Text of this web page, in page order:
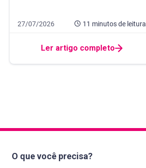
Data de publicação 27 de julho de 2026
27/07/2026 11 minutosde leitura
11 minutos de leitura
Ler artigo completo
O que você precisa?